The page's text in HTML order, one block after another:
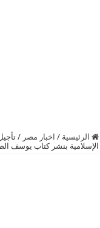
الرئيسية / اخبار مصر /
الإسلامية بنشر كتاب يوسف الصديق